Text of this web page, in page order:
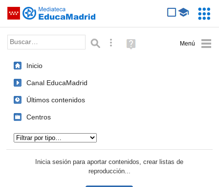
Saltar navegación
Palabra o frase: Búsqueda avanzada
Ayuda
(en
Inicio
Canal EducaMadrid
Últimos contenidos
Centros
Inicia sesión para aportar contenidos, crear listas de
reproducción...